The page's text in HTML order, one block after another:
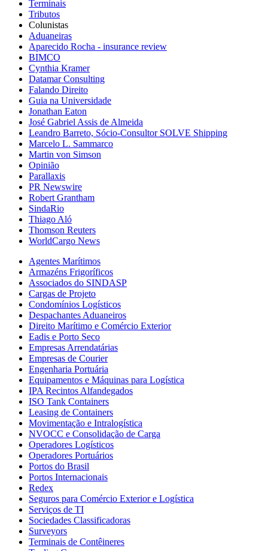
Terminais
Tributos
Colunistas
Aduaneiras
Aparecido Rocha - insurance review
BIMCO
Cynthia Kramer
Datamar Consulting
Falando Direito
Guia na Universidade
Jonathan Eaton
José Gabriel Assis de Almeida
Leandro Barreto, Sócio-Consultor SOLVE Shipping
Marcelo L. Sammarco
Martin von Simson
Opinião
Parallaxis
PR Newswire
Robert Grantham
SindaRio
Thiago Aló
Thomson Reuters
WorldCargo News
Agentes Marítimos
Armazéns Frigoríficos
Associados do SINDASP
Cargas de Projeto
Condomínios Logísticos
Despachantes Aduaneiros
Direito Marítimo e Comércio Exterior
Eadis e Porto Seco
Empresas Arrendatárias
Empresas de Courier
Engenharia Portuária
Equipamentos e Máquinas para Logística
IPA Recintos Alfandegados
ISO Tank Containers
Leasing de Containers
Movimentação e Intralogística
NVOCC e Consolidação de Carga
Operadores Logísticos
Operadores Portuários
Portos do Brasil
Portos Internacionais
Redex
Seguros para Comércio Exterior e Logística
Serviços de TI
Sociedades Classificadoras
Surveyors
Terminais de Contêineres